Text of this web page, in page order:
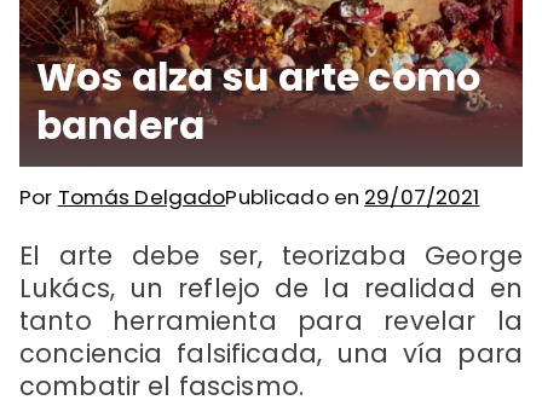
Wos alza su arte como
bandera
Por Tomás DelgadoPublicado en 29/07/2021
El arte debe ser, teorizaba George
Lukács, un reflejo de la realidad en
tanto herramienta para revelar la
conciencia falsificada, una vía para
combatir el fascismo.